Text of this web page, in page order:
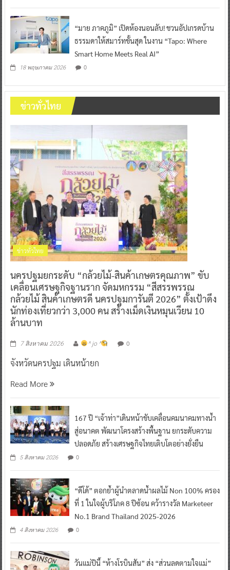
“มาย ภาคภูมิ” เปิดห้องนอนลับ! ชวนอัปเกรดบ้าน
ธรรมดาให้สมาร์ทขั้นสุด ในงาน “Tapo: Where
Smart Home Meets Real AI”
18 พฤษภาคม 2026 0
ข่าวทั่วไทย
ข่าวทั่วไทย
นครปฐมยกระดับ “กล้วยไม้-สินค้าเกษตรคุณภาพ” ขับ
เคลื่อนเศรษฐกิจฐานราก จัดมหกรรม “สีสรรพรรณ
กล้วยไม้ สินค้าเกษตรดี นครปฐมการันตี 2026” ตั้งเป้าดึง
นักท่องเที่ยวกว่า 3,000 คน สร้างเม็ดเงินหมุนเวียน 10
ล้านบาท
7 สิงหาคม 2026 ^ jo ^ 0
จังหวัดนครปฐม เดินหน้ายก
Read More
167 ปี “เจ้าท่า”เดินหน้าขับเคลื่อนคมนาคมทางน้ำ
สู่อนาคต พัฒนาโครงสร้างพื้นฐาน ยกระดับความ
ปลอดภัย สร้างเศรษฐกิจไทยเติบโตอย่างยั่งยืน
5 สิงหาคม 2026 0
“ดีโด้” ตอกย้ำผู้นำตลาดน้ำผลไม้ Non 100% ครอง
ที่ 1 ในใจผู้บริโภค 8 ปีซ้อน คว้ารางวัล Marketeer
No.1 Brand Thailand 2025-2026
4 สิงหาคม 2026 0
วันแม่ปีนี้ “ห้างโรบินสัน” ส่ง “ส่วนลดตามใจแม่”